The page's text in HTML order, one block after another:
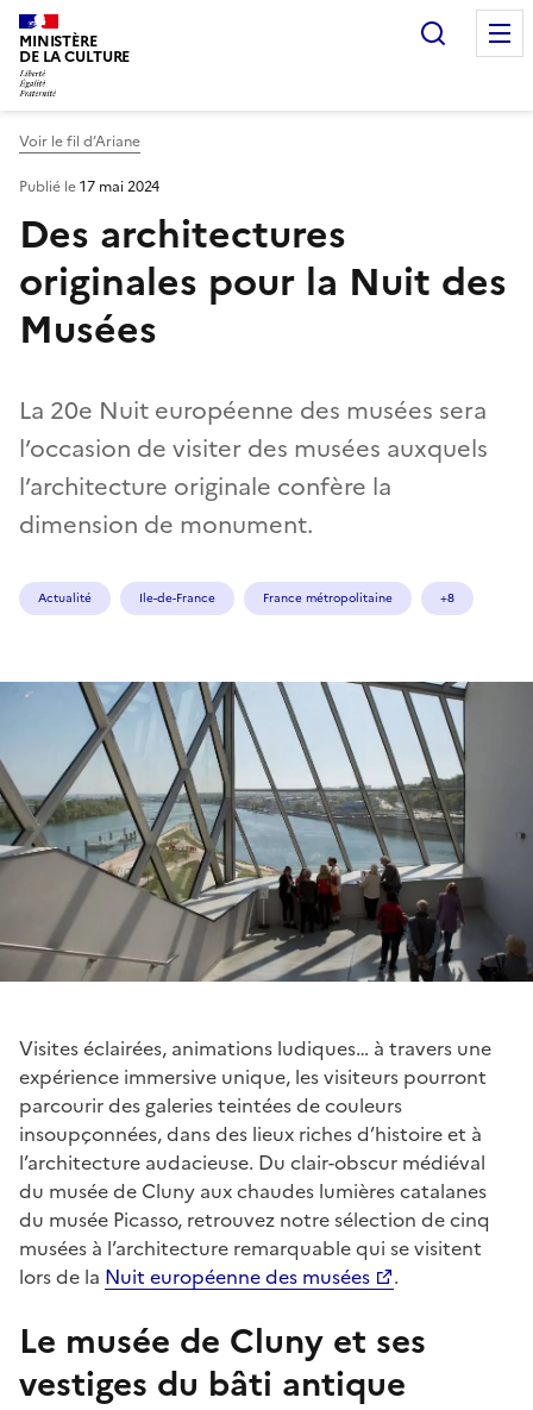
MINISTÈRE
DE LA CULTURE
Voir le fil d’Ariane
Des architectures
originales pour la Nuit des
Musées
La 20e Nuit européenne des musées sera
l’occasion de visiter des musées auxquels
l’architecture originale confère la
dimension de monument.
Publié le17 mai 2024
Actualité Ile-de-France France métropolitaine +8
Visites éclairées, animations ludiques… à travers une
expérience immersive unique, les visiteurs pourront
parcourir des galeries teintées de couleurs
insoupçonnées, dans des lieux riches d’histoire et à
l’architecture audacieuse. Du clair-obscur médiéval
du musée de Cluny aux chaudes lumières catalanes
du musée Picasso, retrouvez notre sélection de cinq
musées à l’architecture remarquable qui se visitent
lors de la Nuit européenne des musées .
Le musée de Cluny et ses
vestiges du bâti antique